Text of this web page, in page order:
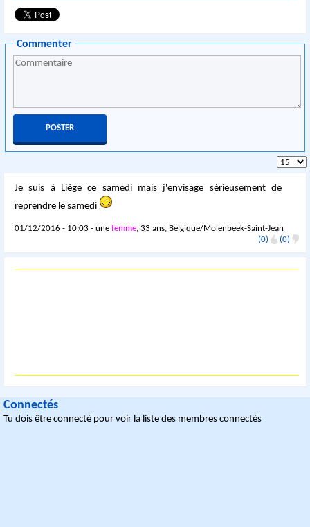
Commenter
Je suis à Liège ce samedi mais j'envisage sérieusement de
reprendre le samedi
01/12/2016 - 10:03 - unefemme, 33 ans, Belgique/Molenbeek-Saint-Jean
(0)
(0)
Connectés
Tu dois être connecté pour voir la liste des membres connectés